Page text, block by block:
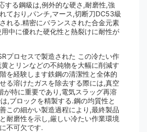
する鋼級は,例外的な硬さ,耐磨性,強
ており,パンチ,マース,切断刀DC53級
れる.精密にバランスされた合金元素
中に優れた硬化性と熱裂けに耐性が
プロセスで製造された この冷たい作
とリンなどの不純物を大幅に削減す
を経験します鉄鋼の清潔性と全体的
る溶けたガスを除去する際には,真空
が特に重要であり,電気スラッグ再溶
,ブロックを精製する.鋼の均質性と
この細かい製造過程により,最終製品
耐磨性を示し,厳しい冷たい作業環境
不可欠です.